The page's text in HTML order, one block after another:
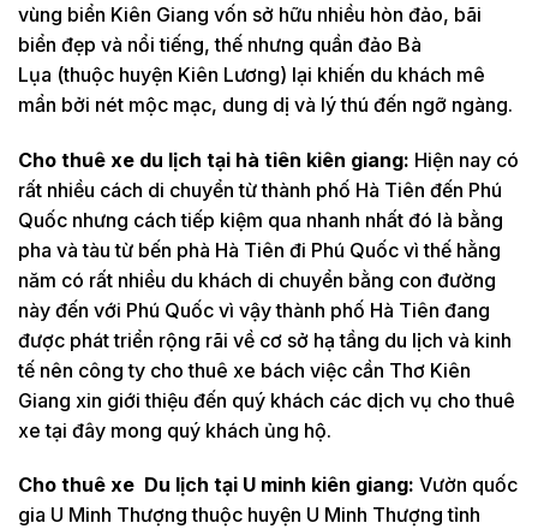
vùng biển Kiên Giang vốn sở hữu nhiều hòn đảo, bãi
biển đẹp và nổi tiếng, thế nhưng quần đảo Bà
Lụa (thuộc huyện Kiên Lương) lại khiến du khách mê
mẩn bởi nét mộc mạc, dung dị và lý thú đến ngỡ ngàng.
Cho thuê xe du lịch tại hà tiên kiên giang: Hiện nay có
rất nhiều cách di chuyển từ thành phố Hà Tiên đến Phú
Quốc nhưng cách tiếp kiệm qua nhanh nhất đó là bằng
pha và tàu từ bến phà Hà Tiên đi Phú Quốc vì thế hằng
năm có rất nhiều du khách di chuyển bằng con đường
này đến với Phú Quốc vì vậy thành phố Hà Tiên đang
được phát triển rộng rãi về cơ sở hạ tầng du lịch và kinh
tế nên công ty cho thuê xe bách việc cần Thơ Kiên
Giang xin giới thiệu đến quý khách các dịch vụ cho thuê
xe tại đây mong quý khách ủng hộ.
Cho thuê xe Du lịch tại U minh kiên giang: Vườn quốc
gia U Minh Thượng thuộc huyện U Minh Thượng tỉnh